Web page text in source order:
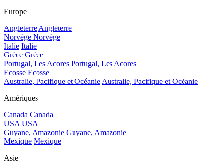
Europe
AngleterreAngleterre
Norvège Norvège
Italie Italie
Grèce Grèce
Portugal, Les Acores Portugal, Les Acores
Ecosse Ecosse
Australie, Pacifique et OcéanieAustralie, Pacifique et Océanie
Amériques
Canada Canada
USA USA
Guyane, Amazonie Guyane, Amazonie
Mexique Mexique
Asie